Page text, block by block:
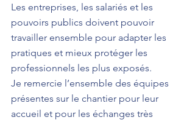
Les entreprises, les salariés et les
pouvoirs publics doivent pouvoir
travailler ensemble pour adapter les
pratiques et mieux protéger les
professionnels les plus exposés.
Je remercie l’ensemble des équipes
présentes sur le chantier pour leur
accueil et pour les échanges très